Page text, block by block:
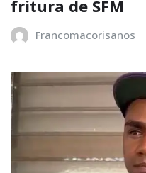
fritura de SFM
Francomacorisanos